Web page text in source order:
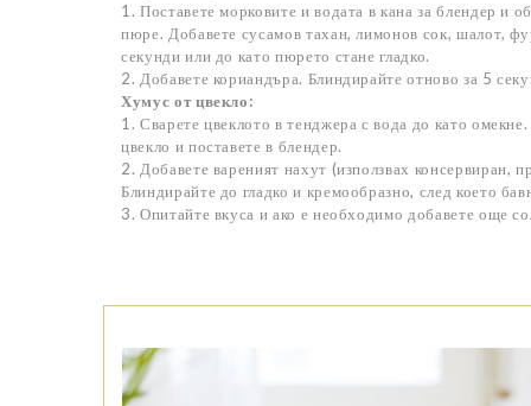
1. Поставете морковите и водата в кана за блендер и
пюре. Добавете сусамов тахан, лимонов сок, шалот,
секунди или до като пюрето стане гладко.
2. Добавете кориандъра. Блиндирайте отново за 5
Хумус от цвекло:
1. Сварете цвеклото в тенджера с вода до като
цвекло и поставете в блендер.
2. Добавете вареният нахут (използвах консервиран,
Блиндирайте до гладко и кремообразно, след което
3. Опитайте вкуса и ако е необходимо добавете още